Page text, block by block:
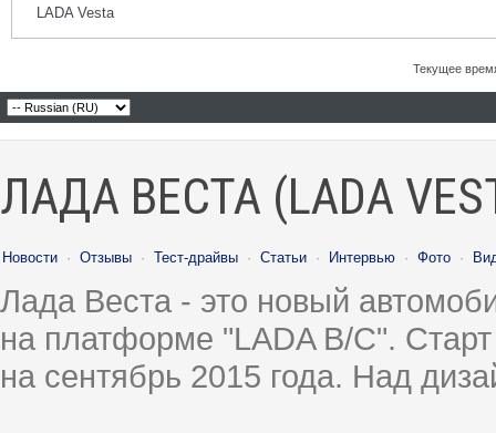
LADA Vesta
Текущее
ЛАДА ВЕСТА (LADA
Новости · Отзывы · Тест-драйвы · Статьи · Интервью · Фото ·
Лада Веста - это новый
на платформе "LADA B/C".
на сентябрь 2015 года. Над